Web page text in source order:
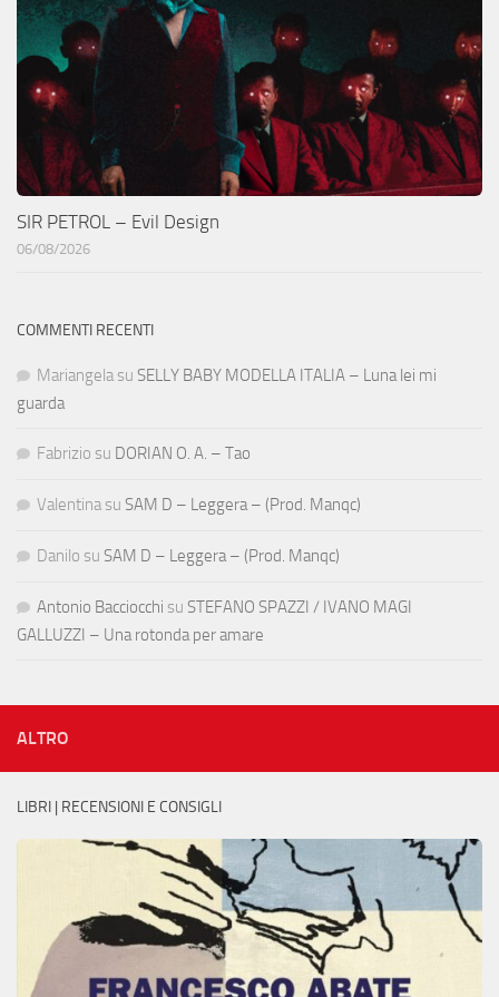
SIR PETROL – Evil Design
06/08/2026
COMMENTI RECENTI
Mariangela su SELLY BABY MODELLA ITALIA – Luna lei mi
guarda
Fabrizio su DORIAN O. A. – Tao
Valentina su SAM D – Leggera – (Prod. Manqc)
Danilo su SAM D – Leggera – (Prod. Manqc)
Antonio Bacciocchi su STEFANO SPAZZI / IVANO MAGI
GALLUZZI – Una rotonda per amare
ALTRO
LIBRI | RECENSIONI E CONSIGLI